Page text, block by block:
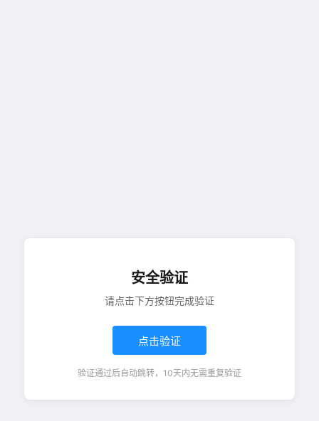
安全验证
请点击下方按钮完成验证
点击验证
验证通过后自动跳转，10天内无需重复验证